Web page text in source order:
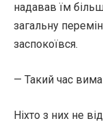
надавав їм
загальну
заспокоївся.
— Такий час
Ніхто з них не